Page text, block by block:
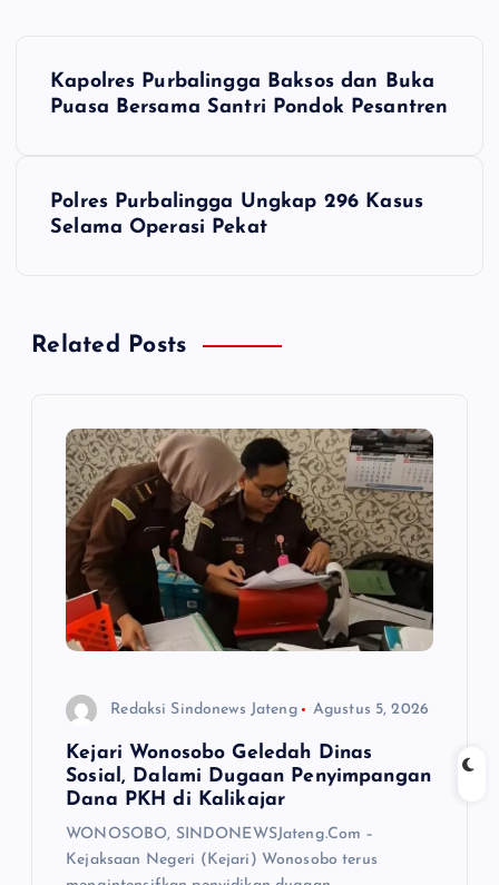
N
a
Kapolres Purbalingga Baksos dan Buka
Puasa Bersama Santri Pondok Pesantren
Polres Purbalingga Ungkap 296 Kasus
Selama Operasi Pekat
Related Posts
Redaksi Sindonews Jateng Agustus 5, 2026
Kejari Wonosobo Geledah Dinas
Sosial, Dalami Dugaan Penyimpangan
Dana PKH di Kalikajar
WONOSOBO, SINDONEWSJateng.Com –
Kejaksaan Negeri (Kejari) Wonosobo terus